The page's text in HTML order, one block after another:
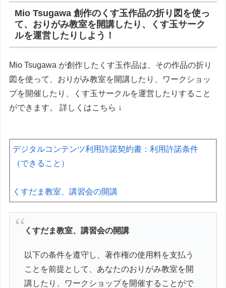
Mio Tsugawa 創作のくす玉作品の折り図を使っ
て、おりがみ教室を開講したり、くす玉サーク
ルを運営したりしよう！
Mio Tsugawa が創作したくす玉作品は、その作品の折り
図を使って、おりがみ教室を開講したり、ワークショッ
プを開催したり、くす玉サークルを運営したりすること
ができます。 詳しくはこちら ↓
デジタルコンテンツ利用許諾契約書：利用許諾条件
（できること）
くすだま教室、講習会の開講
くすだま教室、講習会の開講
以下の条件を遵守し、著作権の使用料を支払う
ことを前提として、あなたのおりがみ教室を開
講したり、ワークショップを開催することがで